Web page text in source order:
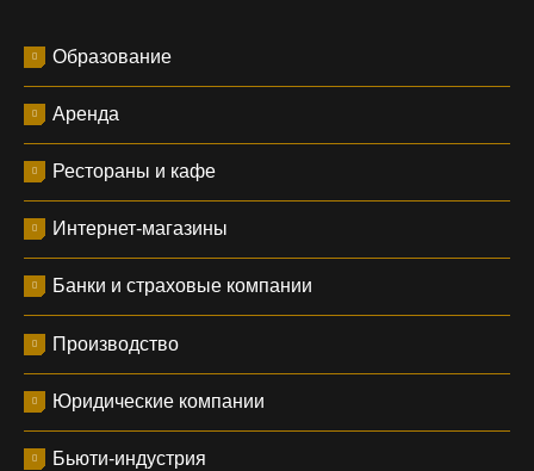
Образование
Аренда
Рестораны и кафе
Интернет-магазины
Банки и страховые компании
Производство
Юридические компании
Бьюти-индустрия